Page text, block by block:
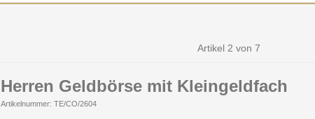
Artikel 2 von 7
Herren Geldbörse mit Kleingeldfach
Artikelnummer: TE/CO/2604